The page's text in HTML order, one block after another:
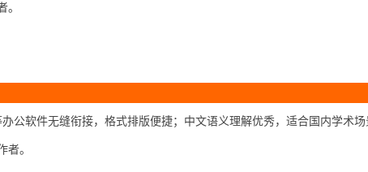
公软件无缝衔接，格式排版便捷；中文语义理解优秀，适合国内学术
者。